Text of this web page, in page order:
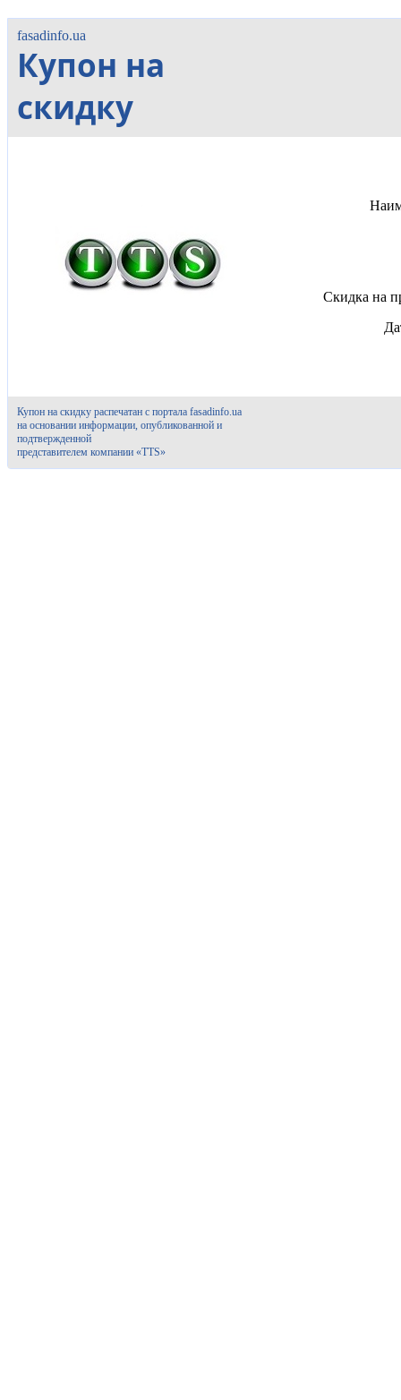
fasadinfo.ua
Купон на
скидку
Скидка на
Купон на скидку распечатан с портала fasadinfo.ua
на основании информации, опубликованной и
подтвержденной
представителем компании «TTS»